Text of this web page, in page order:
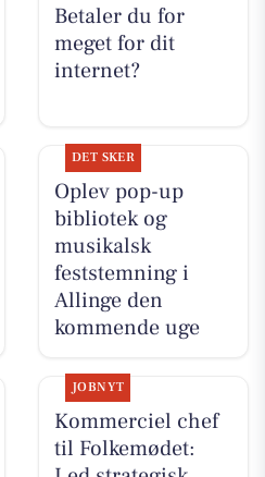
Betaler du for
meget for dit
internet?
DET SKER
Oplev pop-up
bibliotek og
musikalsk
feststemning i
Allinge den
kommende uge
JOBNYT
Kommerciel chef
til Folkemødet: